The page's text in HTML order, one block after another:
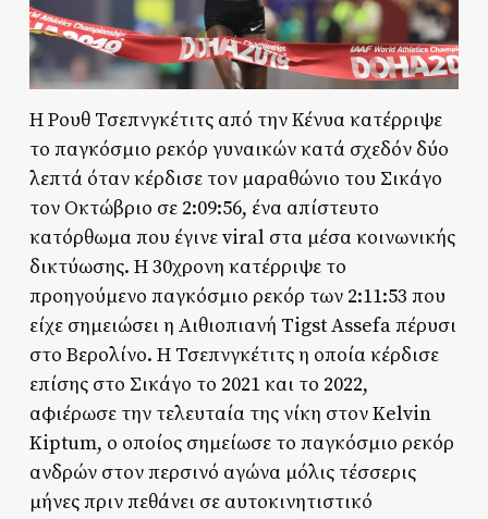
Η Ρουθ Τσεπνγκέτιτς από την Κένυα κατέρριψε
το παγκόσμιο ρεκόρ γυναικών κατά σχεδόν δύο
λεπτά όταν κέρδισε τον μαραθώνιο του Σικάγο
τον Οκτώβριο σε 2:09:56, ένα απίστευτο
κατόρθωμα που έγινε viral στα μέσα κοινωνικής
δικτύωσης. Η 30χρονη κατέρριψε το
προηγούμενο παγκόσμιο ρεκόρ των 2:11:53 που
είχε σημειώσει η Αιθιοπιανή Tigst Assefa πέρυσι
στο Βερολίνο. Η Τσεπνγκέτιτς η οποία κέρδισε
επίσης στο Σικάγο το 2021 και το 2022,
αφιέρωσε την τελευταία της νίκη στον Kelvin
Kiptum, ο οποίος σημείωσε το παγκόσμιο ρεκόρ
ανδρών στον περσινό αγώνα μόλις τέσσερις
μήνες πριν πεθάνει σε αυτοκινητιστικό